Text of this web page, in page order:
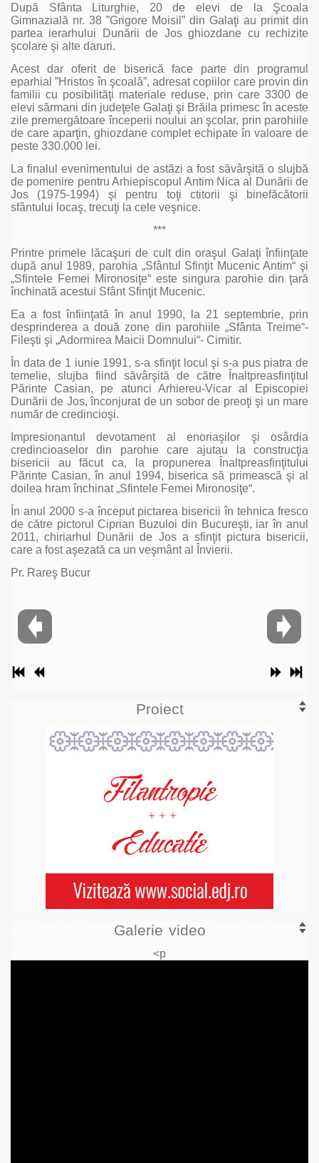
După Sfânta Liturghie, 20 de elevi de la Şcoala
Gimnazială nr. 38 ”Grigore Moisil” din Galaţi au primit din
partea ierarhului Dunării de Jos ghiozdane cu rechizite
şcolare şi alte daruri.
Acest dar oferit de biserică face parte din programul
eparhial ”Hristos în şcoală”, adresat copiilor care provin din
familii cu posibilităţi materiale reduse, prin care 3300 de
elevi sărmani din judeţele Galaţi şi Brăila primesc în aceste
zile premergătoare începerii noului an şcolar, prin parohiile
de care aparţin, ghiozdane complet echipate în valoare de
peste 330.000 lei.
La finalul evenimentului de astăzi a fost săvârşită o slujbă
de pomenire pentru Arhiepiscopul Antim Nica al Dunării de
Jos (1975-1994) şi pentru toţi ctitorii şi binefăcătorii
sfântului locaş, trecuţi la cele veşnice.
***
Printre primele lăcaşuri de cult din oraşul Galaţi înfiinţate
după anul 1989, parohia „Sfântul Sfinţit Mucenic Antim“ şi
„Sfintele Femei Mironosiţe“ este singura parohie din ţară
închinată acestui Sfânt Sfinţit Mucenic.
Ea a fost înfiinţată în anul 1990, la 21 septembrie, prin
desprinderea a două zone din parohiile „Sfânta Treime“-
Fileşti şi „Adormirea Maicii Domnului“- Cimitir.
În data de 1 iunie 1991, s-a sfinţit locul şi s-a pus piatra de
temelie, slujba fiind săvârşită de către Înaltpreasfinţitul
Părinte Casian, pe atunci Arhiereu-Vicar al Episcopiei
Dunării de Jos, înconjurat de un sobor de preoţi şi un mare
număr de credincioşi.
Impresionantul devotament al enoriaşilor şi osârdia
credincioaselor din parohie care ajutau la construcţia
bisericii au făcut ca, la propunerea Înaltpreasfinţitului
Părinte Casian, în anul 1994, biserica să primească şi al
doilea hram închinat „Sfintele Femei Mironosiţe“.
În anul 2000 s-a început pictarea bisericii în tehnica fresco
de către pictorul Ciprian Buzuloi din Bucureşti, iar în anul
2011, chiriarhul Dunării de Jos a sfinţit pictura bisericii,
care a fost aşezată ca un veşmânt al Învierii.
Pr. Rareş Bucur
Proiect
Galerie video
<p